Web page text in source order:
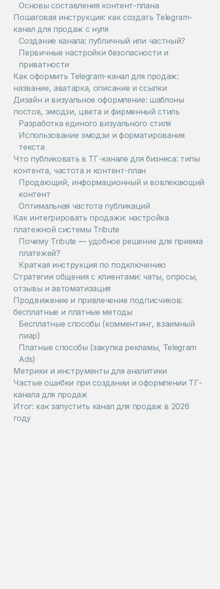
Основы составления контент-плана
Пошаговая инструкция: как создать Telegram-
канал для продаж с нуля
Создание канала: публичный или частный?
Первичные настройки безопасности и
приватности
Как оформить Telegram-канал для продаж:
название, аватарка, описание и ссылки
Дизайн и визуальное оформление: шаблоны
постов, эмодзи, цвета и фирменный стиль
Разработка единого визуального стиля
Использование эмодзи и форматирования
текста
Что публиковать в ТГ-канале для бизнеса: типы
контента, частота и контент-план
Продающий, информационный и вовлекающий
контент
Оптимальная частота публикаций
Как интегрировать продажи: настройка
платежной системы Tribute
Почему Tribute — удобное решение для приема
платежей?
Краткая инструкция по подключению
Стратегии общения с клиентами: чаты, опросы,
отзывы и автоматизация
Продвижение и привлечение подписчиков:
бесплатные и платные методы
Бесплатные способы (комментинг, взаимный
пиар)
Платные способы (закупка рекламы, Telegram
Ads)
Метрики и инструменты для аналитики
Частые ошибки при создании и оформлении ТГ-
канала для продаж
Итог: как запустить канал для продаж в 2026
году